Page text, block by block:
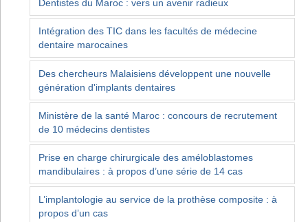
Dentistes du Maroc : vers un avenir radieux
Intégration des TIC dans les facultés de médecine
dentaire marocaines
Des chercheurs Malaisiens développent une nouvelle
génération d'implants dentaires
Ministère de la santé Maroc : concours de recrutement
de 10 médecins dentistes
Prise en charge chirurgicale des améloblastomes
mandibulaires : à propos d’une série de 14 cas
L’implantologie au service de la prothèse composite : à
propos d’un cas